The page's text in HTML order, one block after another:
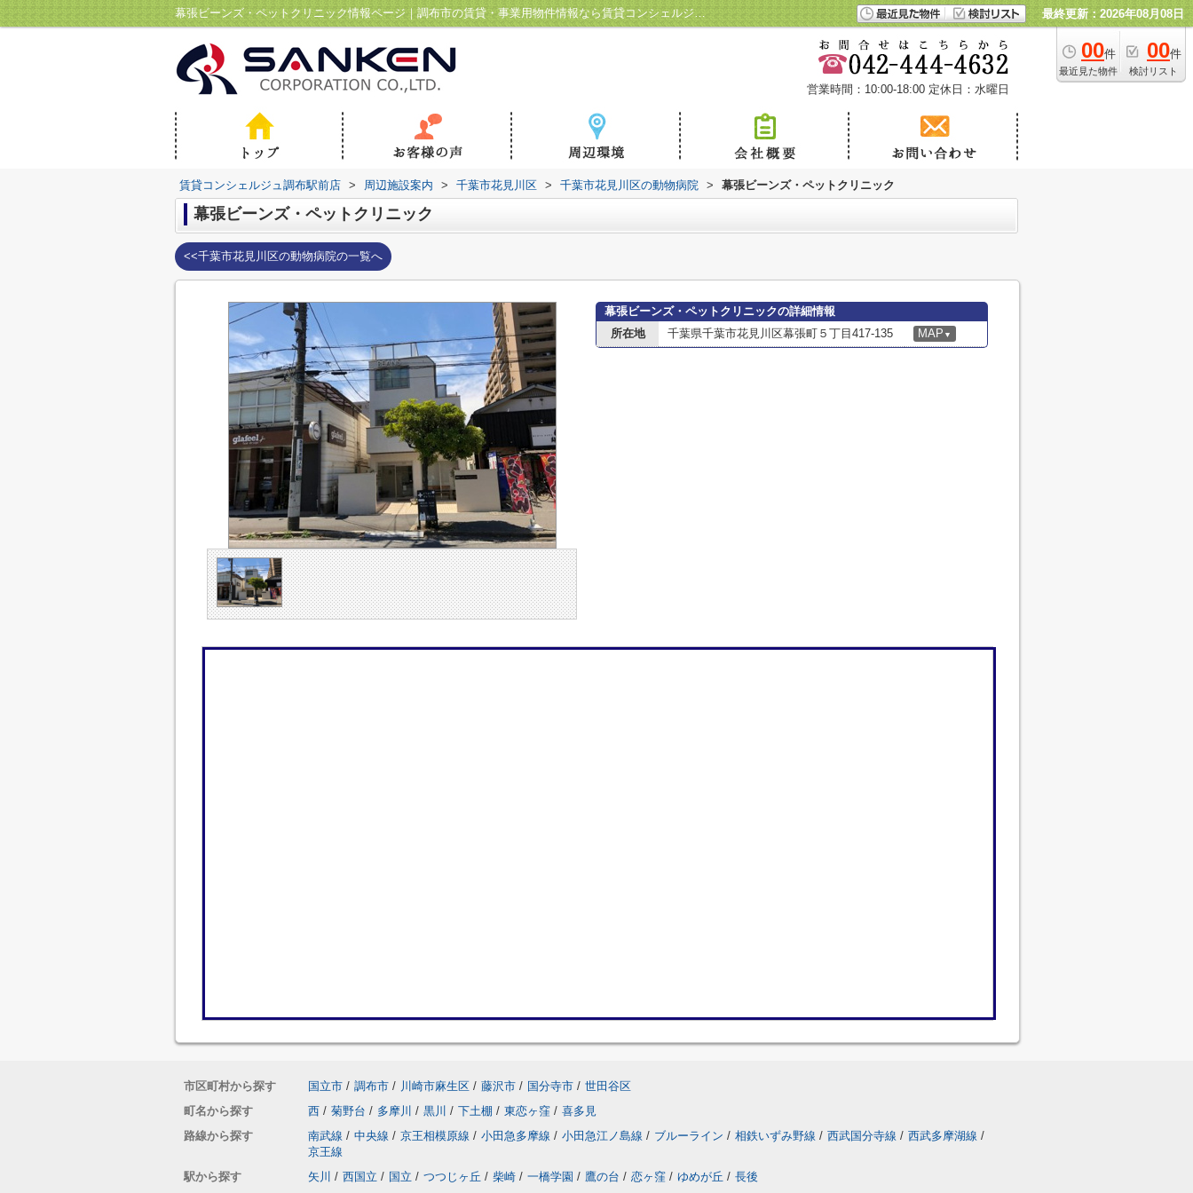
幕張ビーンズ・ペットクリニック情報ページ｜調布市の賃貸・事業用物件情報なら賃貸コンシェルジュ調布駅前店 最終更新：2026年08月08日
00件
最近見た物件
00件
検討リスト
営業時間：10:00-18:00 定休日：水曜日
賃貸コンシェルジュ調布駅前店 > 周辺施設案内 > 千葉市花見川区 > 千葉市花見川区の動物病院 > 幕張ビーンズ・ペットクリニック
幕張ビーンズ・ペットクリニック
<<千葉市花見川区の動物病院の一覧へ
幕張ビーンズ・ペットクリニックの詳細情報
所在地
千葉県千葉市花見川区幕張町５丁目417-135 MAP ▼
市区町村から探す 国立市 / 調布市 / 川崎市麻生区 / 藤沢市 / 国分寺市 / 世田谷区
町名から探す
西 / 菊野台 / 多摩川 / 黒川 / 下土棚 / 東恋ヶ窪 / 喜多見
路線から探す
南武線 / 中央線 / 京王相模原線 / 小田急多摩線 / 小田急江ノ島線 / ブルーライン / 相鉄いずみ野線 / 西武国分寺線 / 西武多摩湖線 /
京王線
駅から探す
矢川 / 西国立 / 国立 / つつじヶ丘 / 柴崎 / 一橋学園 / 鷹の台 / 恋ヶ窪 / ゆめが丘 / 長後